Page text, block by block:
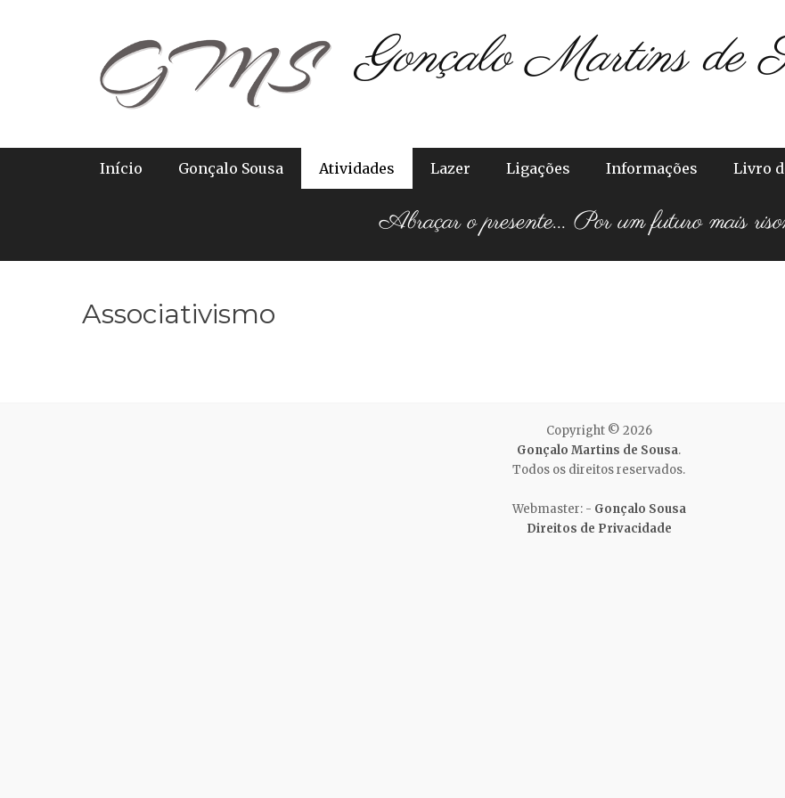
Gonçalo Martins de
Primary Menu
Início Gonçalo Sousa Atividades Lazer Ligações Informações Livro
Abraçar o presente... Por um futuro mais
Associativismo
Copyright © 2026
Gonçalo Martins de Sousa.
Todos os direitos reservados.
Webmaster: - Gonçalo Sousa
Direitos de Privacidade